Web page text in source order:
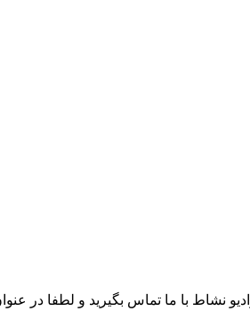
با ما تماس بگیرید و لطفا در عنوان